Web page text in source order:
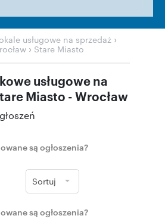
usługowe na sprzedaż ›
› Stare Miasto
usługowe na
Miasto - Wrocław
są ogłoszenia?
Sortuj
są ogłoszenia?